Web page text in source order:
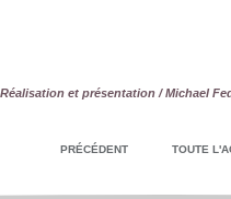
et présentation / Michael
PRÉCÉDENT TOUTE